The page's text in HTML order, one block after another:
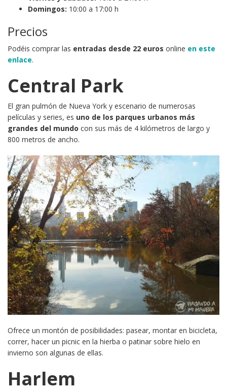
Domingos: 10:00 a 17:00 h
Precios
Podéis comprar las entradas desde 22 euros online en este
enlace.
Central Park
El gran pulmón de Nueva York y escenario de numerosas
películas y series, es uno de los parques urbanos más
grandes del mundo con sus más de 4 kilómetros de largo y
800 metros de ancho.
Ofrece un montón de posibilidades: pasear, montar en bicicleta,
correr, hacer un picnic en la hierba o patinar sobre hielo en
invierno son algunas de ellas.
Harlem